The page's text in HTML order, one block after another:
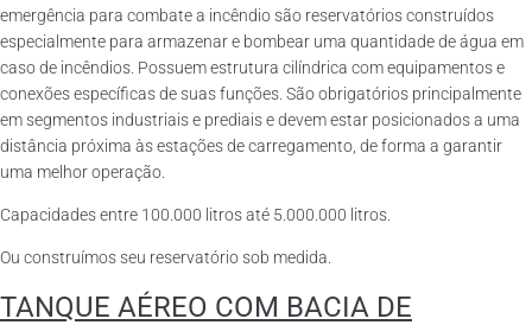
emergência para combate a incêndio são reservatórios construídos
especialmente para armazenar e bombear uma quantidade de água em
caso de incêndios. Possuem estrutura cilíndrica com equipamentos e
conexões específicas de suas funções. São obrigatórios principalmente
em segmentos industriais e prediais e devem estar posicionados a uma
distância próxima às estações de carregamento, de forma a garantir
uma melhor operação.
Capacidades entre 100.000 litros até 5.000.000 litros.
Ou construímos seu reservatório sob medida.
TANQUE AÉREO COM BACIA DE